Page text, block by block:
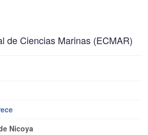
de Ciencias Marinas (ECMAR)
Nicoya